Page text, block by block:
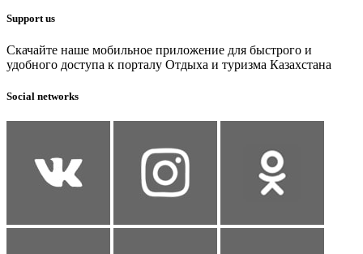
Support us
Скачайте наше мобильное приложение для быстрого и
удобного доступа к порталу Отдыха и туризма Казахстана
Social networks